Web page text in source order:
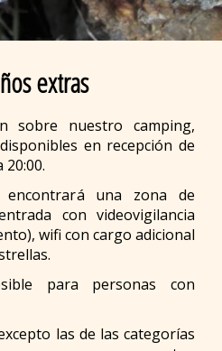
extras
sobre nuestro camping,
en recepción de
20:00.
encontrará una zona de
con videovigilancia
wifi con cargo adicional
para personas con
las de las categorías